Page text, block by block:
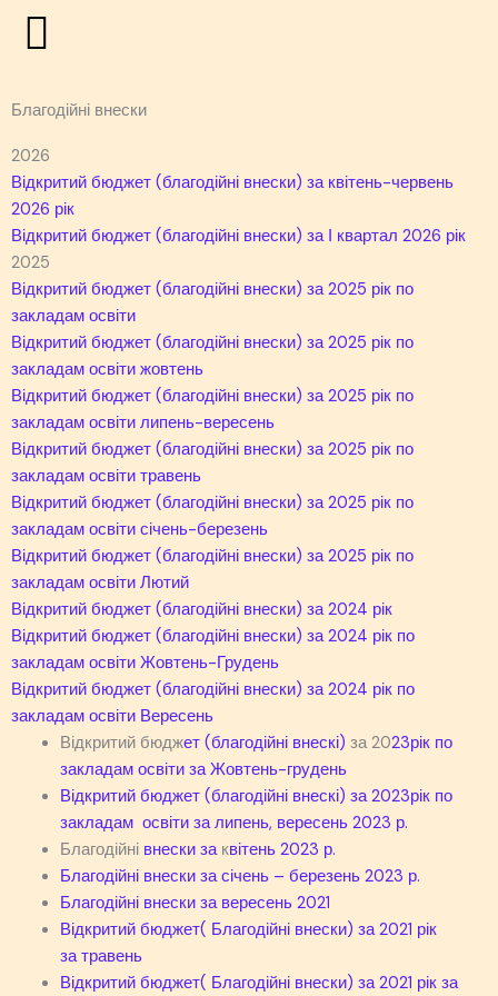
Перейти
Благодійні внески
2026
Відкритий бюджет (благодійні внески) за квітень-червень
2026 рік
Відкритий бюджет (благодійні внески) за І квартал 2026 рік
2025
Відкритий бюджет (благодійні внески) за 2025 рік по
закладам освіти
Відкритий бюджет (благодійні внески) за 2025 рік по
закладам освіти жовтень
Відкритий бюджет (благодійні внески) за 2025 рік по
закладам освіти липень-вересень
Відкритий бюджет (благодійні внески) за 2025 рік по
закладам освіти травень
Відкритий бюджет (благодійні внески) за 2025 рік по
закладам освіти січень-березень
Відкритий бюджет (благодійні внески) за 2025 рік по
закладам освіти Лютий
Відкритий бюджет (благодійні внески) за 2024 рік
Відкритий бюджет (благодійні внески) за 2024 рік по
закладам освіти Жовтень-Грудень
Відкритий бюджет (благодійні внески) за 2024 рік по
закладам освіти Вересень
Відкритий бюджет (благодійні внескі) за 2023рік по
закладам освіти за Жовтень-грудень
Відкритий бюджет (благодійні внескі) за 2023рік по
закладам освіти за липень, вересень 2023 р.
Благодійні внески за квітень 2023 р.
Благодійні внески за січень – березень 2023 р.
Благодійні внески за вересень 2021
Відкритий бюджет( Благодійні внески) за 2021 рік
за травень
Відкритий бюджет( Благодійні внески) за 2021 рік за